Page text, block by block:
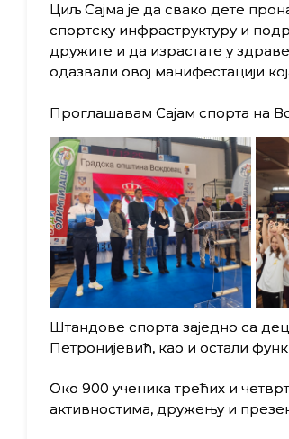
​Циљ Сајма је да свако дете
спортску инфраструктуру и
дружите и да израстате у
одазвали овој манифестацији
Проглашавам Сајам спорта на
Штандове спорта заједно са
Петронијевић, као и остали
Око 900 ученика трећих и
активностима, дружењу и